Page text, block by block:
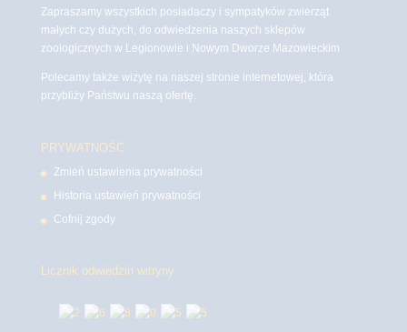
Zapraszamy wszystkich posiadaczy i sympatyków zwierząt
małych czy dużych, do odwiedzenia naszych sklepów
zoologicznych w Legionowie i Nowym Dworze Mazowieckim
Polecamy także wizytę na naszej stronie internetowej, która
przybliży Państwu naszą ofertę.
PRYWATNOŚĆ
Zmień ustawienia prywatności
Historia ustawień prywatności
Cofnij zgody
Licznik odwiedzin witryny